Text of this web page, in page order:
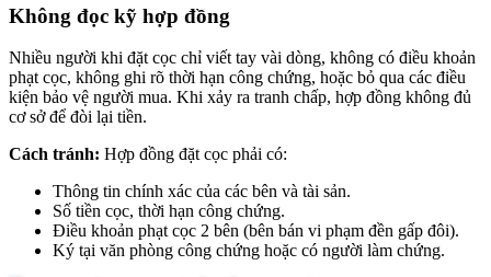
Không đọc kỹ hợp đồng
Nhiều người khi đặt cọc chỉ viết tay vài dòng, không có điều khoản
phạt cọc, không ghi rõ thời hạn công chứng, hoặc bỏ qua các điều
kiện bảo vệ người mua. Khi xảy ra tranh chấp, hợp đồng không đủ
cơ sở để đòi lại tiền.
Cách tránh: Hợp đồng đặt cọc phải có:
Thông tin chính xác của các bên và tài sản.
Số tiền cọc, thời hạn công chứng.
Điều khoản phạt cọc 2 bên (bên bán vi phạm đền gấp đôi).
Ký tại văn phòng công chứng hoặc có người làm chứng.